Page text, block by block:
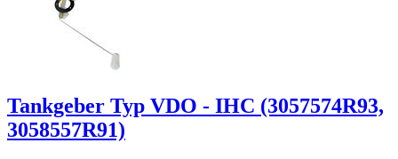
Tankgeber Typ VDO - IHC (3057574R93,
3058557R91)